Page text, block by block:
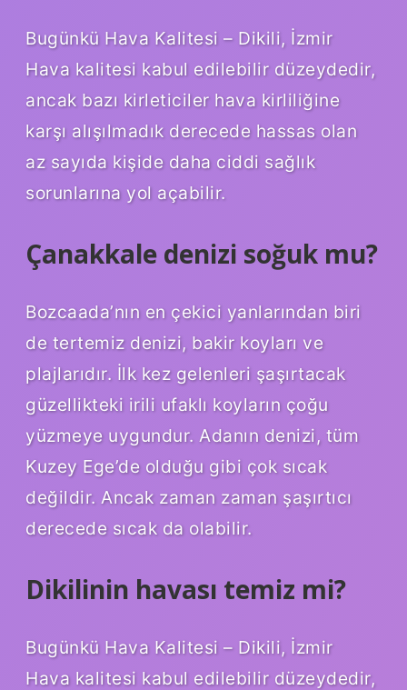
Bugünkü Hava Kalitesi – Dikili, İzmir
Hava kalitesi kabul edilebilir düzeydedir,
ancak bazı kirleticiler hava kirliliğine
karşı alışılmadık derecede hassas olan
az sayıda kişide daha ciddi sağlık
sorunlarına yol açabilir.
Çanakkale denizi soğuk mu?
Bozcaada’nın en çekici yanlarından biri
de tertemiz denizi, bakir koyları ve
plajlarıdır. İlk kez gelenleri şaşırtacak
güzellikteki irili ufaklı koyların çoğu
yüzmeye uygundur. Adanın denizi, tüm
Kuzey Ege’de olduğu gibi çok sıcak
değildir. Ancak zaman zaman şaşırtıcı
derecede sıcak da olabilir.
Dikilinin havası temiz mi?
Bugünkü Hava Kalitesi – Dikili, İzmir
Hava kalitesi kabul edilebilir düzeydedir,